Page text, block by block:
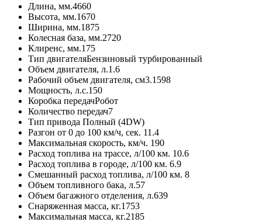
Длина, мм.4660
Высота, мм.1670
Ширина, мм.1875
Колесная база, мм.2720
Клиренс, мм.175
Тип двигателяБензиновый турбированный
Объем двигателя, л.1.6
Рабочий объем двигателя, см3.1598
Мощность, л.с.150
Коробка передачРобот
Количество передач7
Тип привода Полный (4DW)
Разгон от 0 до 100 км/ч, сек. 11.4
Максимальная скорость, км/ч. 190
Расход топлива на трассе, л/100 км. 10.6
Расход топлива в городе, л/100 км. 6.9
Смешанный расход топлива, л/100 км. 8
Объем топливного бака, л.57
Объем багажного отделения, л.639
Снаряженная масса, кг.1753
Максимальная масса, кг.2185